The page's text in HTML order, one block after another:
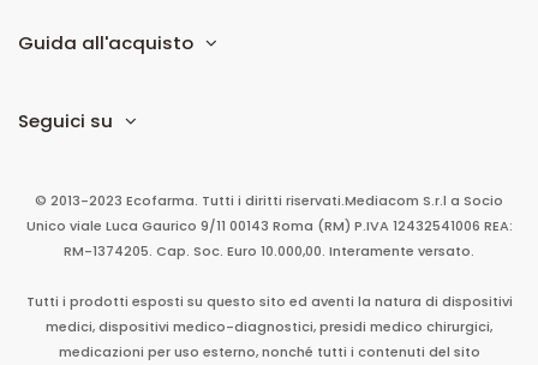
Guida all'acquisto
Seguici su
© 2013-2023 Ecofarma. Tutti i diritti riservati.Mediacom S.r.l a Socio
Unico viale Luca Gaurico 9/11 00143 Roma (RM) P.IVA 12432541006 REA:
RM-1374205. Cap. Soc. Euro 10.000,00. Interamente versato.
Tutti i prodotti esposti su questo sito ed aventi la natura di dispositivi
medici, dispositivi medico-diagnostici, presidi medico chirurgici,
medicazioni per uso esterno, nonché tutti i contenuti del sito